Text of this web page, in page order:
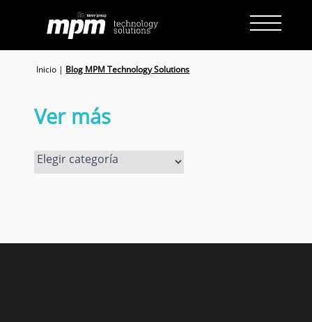
content
Inicio | Blog MPM Technology Solutions
Ver más
Ver
más